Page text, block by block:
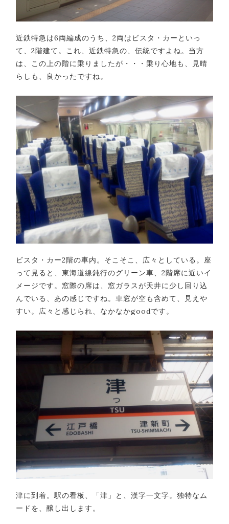
近鉄特急は6両編成のうち、2両はビスタ・カーといっ
て、2階建て。これ、近鉄特急の、伝統ですよね。当方
は、この上の階に乗りましたが・・・乗り心地も、見晴
らしも、良かったですね。
ビスタ・カー2階の車内。そこそこ、広々としている。座
って見ると、東海道線鈍行のグリーン車、2階席に近いイ
メージです。窓際の席は、窓ガラスが天井に少し回り込
んでいる、あの感じですね。車窓が空も含めて、見えや
すい。広々と感じられ、なかなかgoodです。
津に到着。駅の看板、「津」と、漢字一文字。独特なム
ードを、醸し出します。